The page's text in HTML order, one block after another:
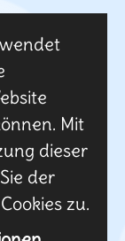
Mit
dieser
der
zu.